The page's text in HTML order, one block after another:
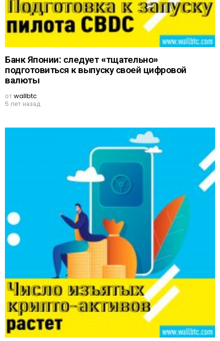
Банк Японии: следует «тщательно»
подготовиться к выпуску своей цифровой
валюты
отwallbtc
5 лет назад